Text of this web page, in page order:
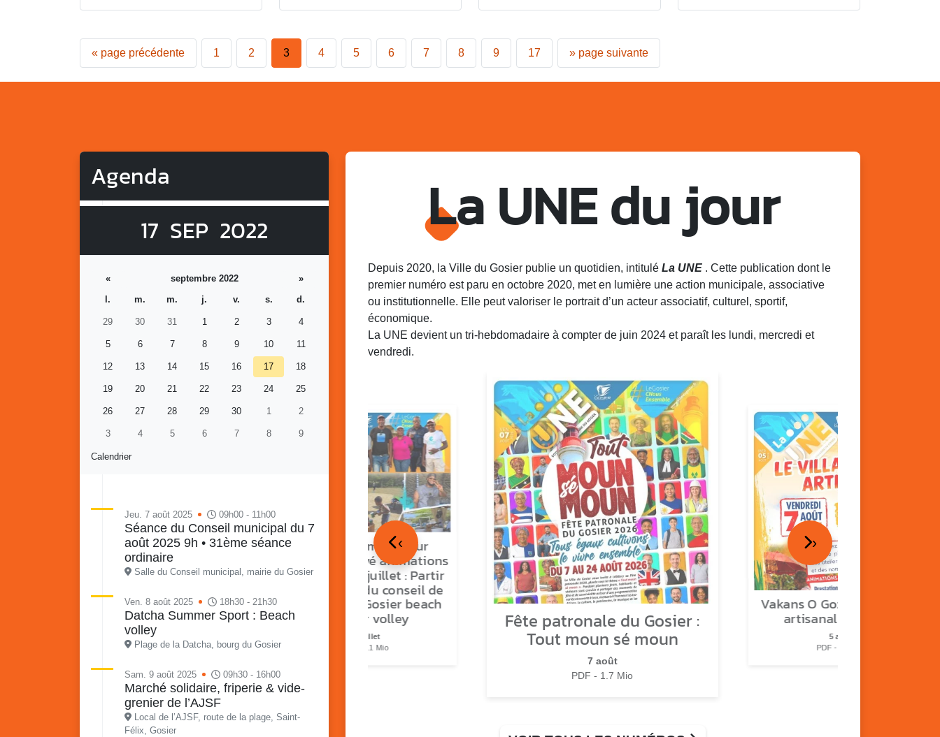
« page précédente 1 2 3 4 5 6 7 8 9 17 » page suivante
Agenda
17 SEP 2022
Calendrier
« septembre 2022
»
l.
m. m. j. v. s. d.
29 30 31 1 2 3 4
5 6 7 8 9 10 11
12 13 14 15 16 17 18
19 20 21 22 23 24 25
26 27 28 29 30 1 2
3 4 5 6 7 8 9
Jeu. 7 août 2025 09h00 - 11h00
Séance du Conseil municipal du 7
août 2025 9h • 31ème séance
ordinaire
Salle du Conseil municipal, mairie du Gosier
Ven. 8 août 2025 18h30 - 21h30
Datcha Summer Sport : Beach
volley
Plage de la Datcha, bourg du Gosier
Sam. 9 août 2025 09h30 - 16h00
Marché solidaire, friperie & vide-
grenier de l’AJSF
Local de l’AJSF, route de la plage, Saint-
Félix, Gosier
La UNE du jour
Depuis 2020, la Ville du Gosier publie un quotidien, intitulé La UNE . Cette publication dont le
premier numéro est paru en octobre 2020, met en lumière une action municipale, associative
ou institutionnelle. Elle peut valoriser le portrait d’un acteur associatif, culturel, sportif,
économique.
La UNE devient un tri-hebdomadaire à compter de juin 2024 et paraît les lundi, mercredi et
vendredi.
Vakans o Gozyé : Gosier
Lanta
24 juillet
PDF - 1.6 Mio
Retour en images sur
Vakans O Gozyé animations
du samedi 18 juillet : Partir
en livre, fête du conseil de
quartier n°3, Gosier beach
summer volley
23 juillet
PDF - 5.1 Mio
Fête patronale du Gosier :
Tout moun sé moun
7 août
PDF - 1.7 Mio
Vakans O Gozyé : le village
artisanal du Gosier
5 août
PDF - 1.2 Mio
‹ ›